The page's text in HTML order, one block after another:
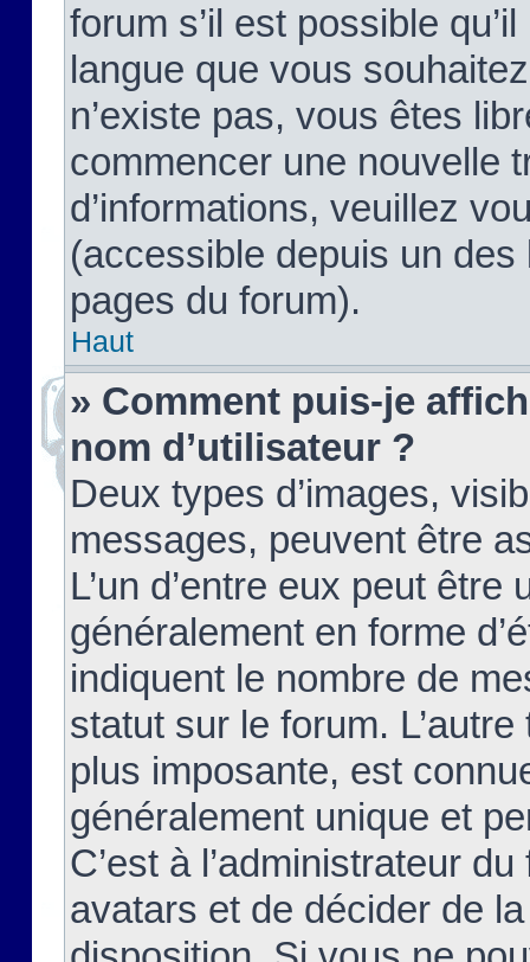
forum s’il est possible
langue que vous
n’existe pas, vous êtes
commencer une nouvelle
d’informations, veuillez
(accessible depuis un
pages du forum).
Haut
» Comment puis-je
nom d’utilisateur ?
Deux types d’images,
messages, peuvent être
L’un d’entre eux peut
généralement en forme
indiquent le nombre de
statut sur le forum.
plus imposante, est
généralement unique et
C’est à l’administrateur
avatars et de décider de